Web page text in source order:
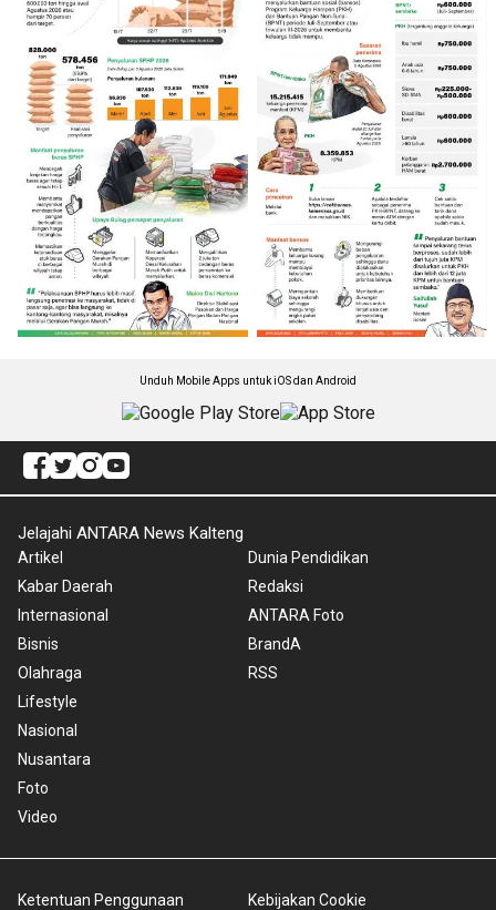
Unduh Mobile Apps untuk iOS dan Android
Jelajahi ANTARA News Kalteng
Artikel
Kabar Daerah
Internasional
Bisnis
Olahraga
Lifestyle
Nasional
Nusantara
Foto
Video
Dunia Pendidikan
Redaksi
ANTARA Foto
BrandA
RSS
Ketentuan Penggunaan Kebijakan Cookie